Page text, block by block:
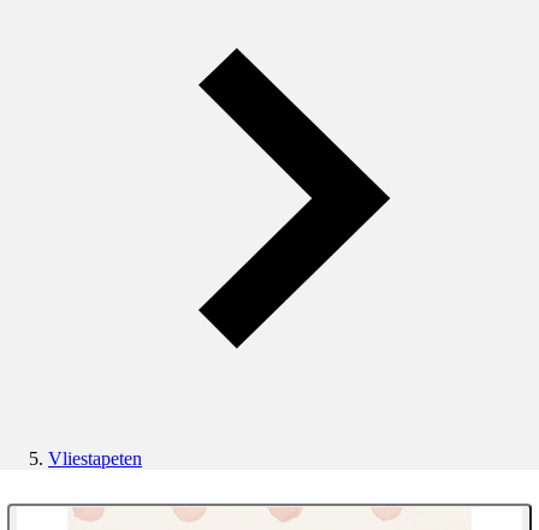
Vliestapeten